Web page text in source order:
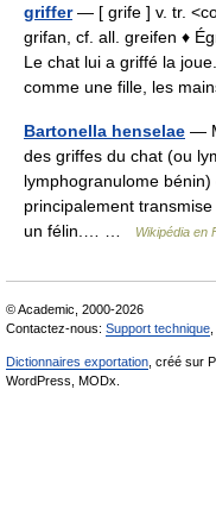
griffer— [ grife ] v. tr.
grifan, cf. all. greifen ♦
Le chat lui a griffé la
comme une fille, les
Bartonella henselae —
des griffes du chat (ou
lymphogranulome
principalement
un félin.… …
Wikipédia en
© Academic, 2000-2026
Contactez-nous: Support technique
Dictionnaires exportation , créé sur
WordPress, MODx.